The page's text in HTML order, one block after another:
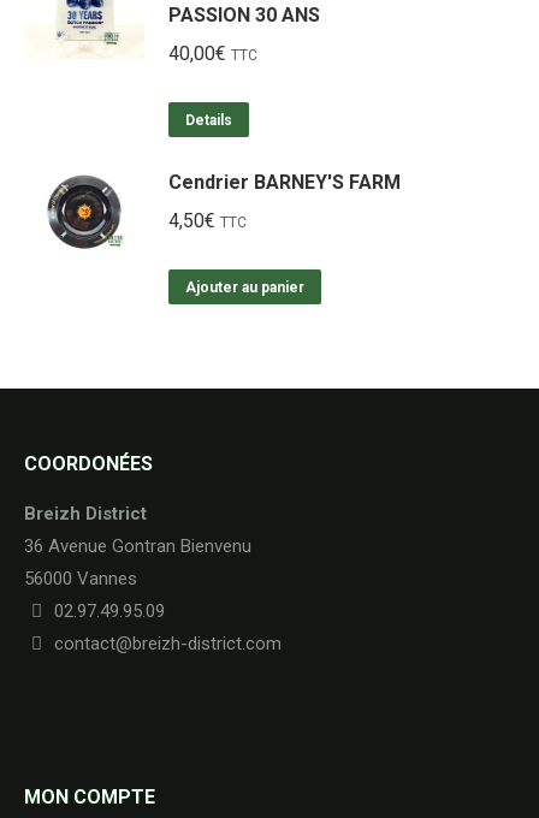
PASSION 30 ANS
40,00€ TTC
Details
Cendrier BARNEY'S FARM
4,50€ TTC
Ajouter au panier
COORDONÉES
Breizh District
36 Avenue Gontran Bienvenu
56000 Vannes
02.97.49.95.09
contact@breizh-district.com
MON COMPTE